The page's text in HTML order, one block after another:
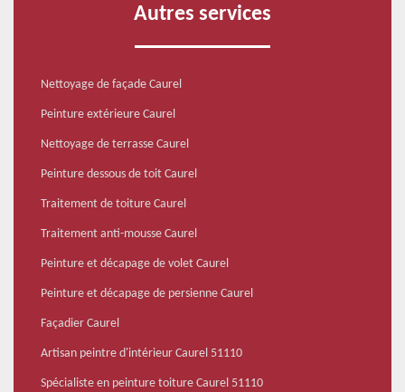
Autres services
Nettoyage de façade Caurel
Peinture extérieure Caurel
Nettoyage de terrasse Caurel
Peinture dessous de toit Caurel
Traitement de toiture Caurel
Traitement anti-mousse Caurel
Peinture et décapage de volet Caurel
Peinture et décapage de persienne Caurel
Façadier Caurel
Artisan peintre d'intérieur Caurel 51110
Spécialiste en peinture toiture Caurel 51110